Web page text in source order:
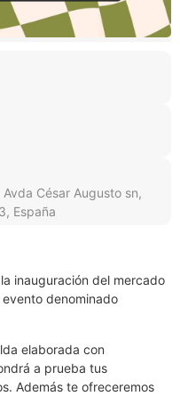
César Augusto sn,
España
inauguración del mercado
denominado
elaborada con
a prueba tus
Además te ofreceremos